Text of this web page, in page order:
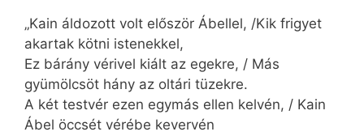
„Kain áldozott volt először Ábellel, /Kik frigyet
akartak kötni istenekkel,
Ez bárány vérivel kiált az egekre, / Más
gyümölcsöt hány az oltári tüzekre.
A két testvér ezen egymás ellen kelvén, / Kain
Ábel öccsét vérébe kevervén